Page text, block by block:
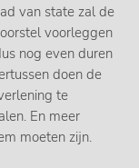
van state zal de
voorleggen
nog even duren
doen de
te
En meer
moeten zijn.